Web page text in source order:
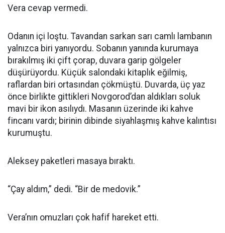
Vera cevap vermedi.
Odanın içi loştu. Tavandan sarkan sarı camlı lambanın
yalnızca biri yanıyordu. Sobanın yanında kurumaya
bırakılmış iki çift çorap, duvara garip gölgeler
düşürüyordu. Küçük salondaki kitaplık eğilmiş,
raflardan biri ortasından çökmüştü. Duvarda, üç yaz
önce birlikte gittikleri Novgorod’dan aldıkları soluk
mavi bir ikon asılıydı. Masanın üzerinde iki kahve
fincanı vardı; birinin dibinde siyahlaşmış kahve kalıntısı
kurumuştu.
Aleksey paketleri masaya bıraktı.
“Çay aldım,” dedi. “Bir de medovik.”
Vera’nın omuzları çok hafif hareket etti.